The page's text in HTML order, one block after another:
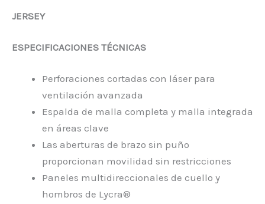
JERSEY
ESPECIFICACIONES TÉCNICAS
Perforaciones cortadas con láser para
ventilación avanzada
Espalda de malla completa y malla integrada
en áreas clave
Las aberturas de brazo sin puño
proporcionan movilidad sin restricciones
Paneles multidireccionales de cuello y
hombros de Lycra®